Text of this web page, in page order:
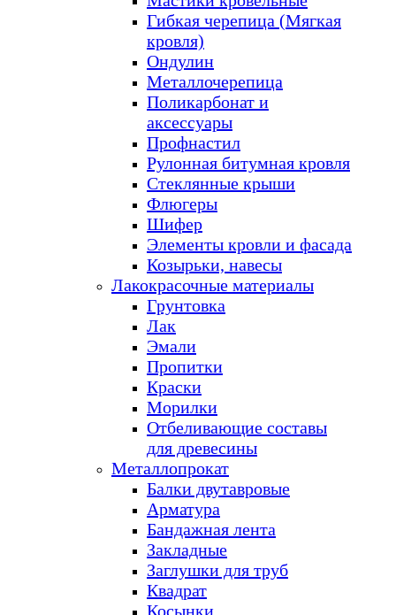
Гибкая черепица (Мягкая
кровля)
Ондулин
Металлочерепица
Поликарбонат и
аксессуары
Профнастил
Рулонная битумная кровля
Стеклянные крыши
Флюгеры
Шифер
Элементы кровли и фасада
Козырьки, навесы
Лакокрасочные материалы
Грунтовка
Лак
Эмали
Пропитки
Краски
Морилки
Отбеливающие составы
для древесины
Металлопрокат
Балки двутавровые
Арматура
Бандажная лента
Закладные
Заглушки для труб
Квадрат
Косынки